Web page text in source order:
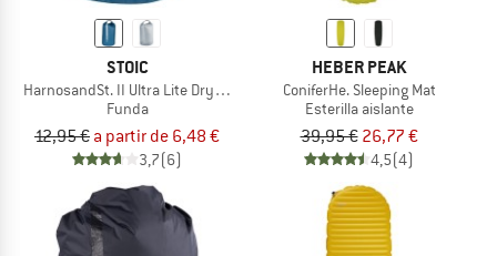
STOIC
HarnosandSt. II Ultra Lite Dry Bag
Funda
12,95 € a partir de 6,48 €
3,7(6)
HEBER PEAK
ConiferHe. Sleeping Mat
Esterilla aislante
39,95 € 26,77 €
4,5(4)